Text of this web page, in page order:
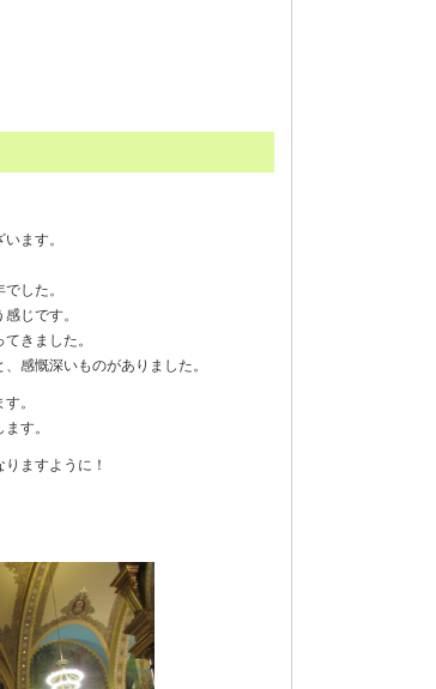
ます。
した。
じです。
きました。
感慨深いものがありました。
。
す。
ますように！